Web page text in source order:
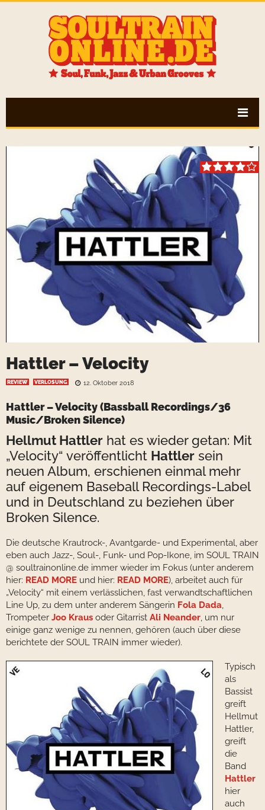
Hattler – Velocity
REVIEW VERLOSUNG 12. Oktober 2018
Hattler – Velocity(Bassball Recordings/36
Music/Broken Silence)
Hellmut Hattler hat es wieder getan: Mit
„Velocity“ veröffentlicht Hattler sein
neuen Album, erschienen einmal mehr
auf eigenem Baseball Recordings-Label
und in Deutschland zu beziehen über
Broken Silence.
Die deutsche Krautrock-, Avantgarde- und Experimental, aber
eben auch Jazz-, Soul-, Funk- und Pop-Ikone, im SOUL TRAIN
@ soultrainonline.de immer wieder im Fokus (unter anderem
hier: READ MORE und hier: READ MORE), arbeitet auch für
„Velocity“ mit einem verlässlichen, fast verwandtschaftlichen
Line Up, zu dem unter anderem Sängerin Fola Dada,
Trompeter Joo Kraus oder Gitarrist Ali Neander, um nur
einige ganz wenige zu nennen, gehören (auch über diese
berichtete der SOUL TRAIN immer wieder).
Typisch
als
Bassist
greift
Hellmut
Hattler,
greift
die
Band
Hattler
hier
auch